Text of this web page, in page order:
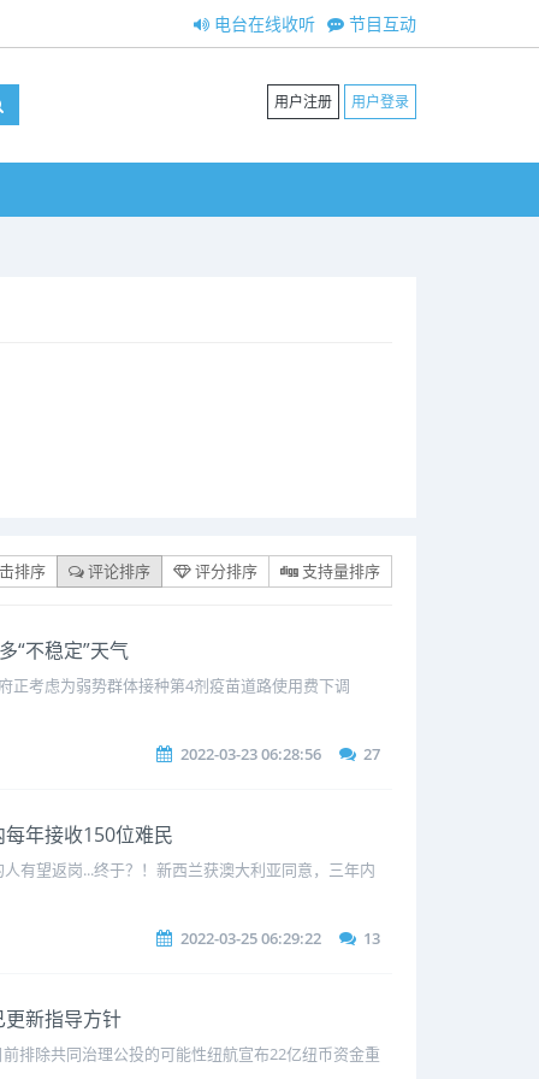
节目互动
电台在线收听
用户注册 用户登录
排序 评论排序 评分排序 支持量排序
“不稳定”天气
正考虑为弱势群体接种第4剂疫苗道路使用费下调
2022-03-23 06:28:56 27
年接收150位难民
有望返岗...终于？！新西兰获澳大利亚同意，三年内
2022-03-25 06:29:22 13
新指导方针
排除共同治理公投的可能性纽航宣布22亿纽币资金重